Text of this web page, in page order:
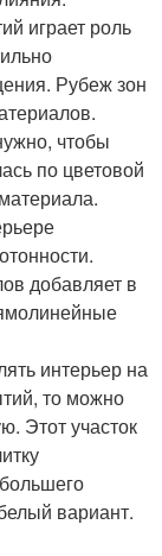
играет роль
Рубеж зон
чтобы
по цветовой
добавляет в
интерьер на
то можно
Этот участок
вариант.